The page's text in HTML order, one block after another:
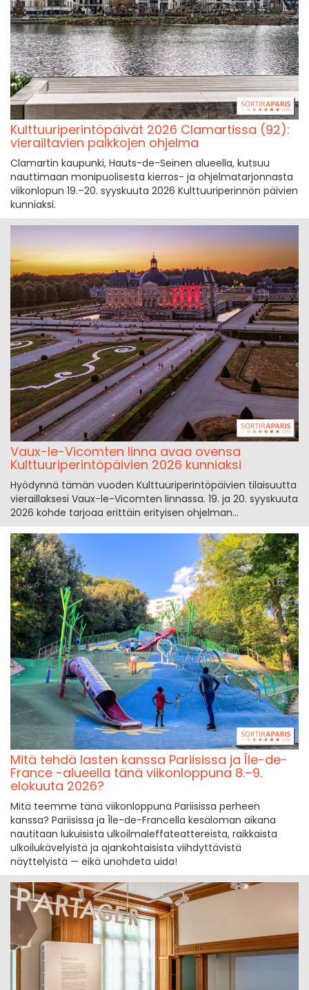
Kulttuuriperintöpäivät 2026 Clamartissa (92):
vierailtavien paikkojen ohjelma
Clamartin kaupunki, Hauts-de-Seinen alueella, kutsuu
nauttimaan monipuolisesta kierros- ja ohjelmatarjonnasta
viikonlopun 19.–20. syyskuuta 2026 Kulttuuriperinnön päivien
kunniaksi.
Vaux-le-Vicomten linna avaa ovensa
Kulttuuriperintöpäivien 2026 kunniaksi
Hyödynnä tämän vuoden Kulttuuriperintöpäivien tilaisuutta
vieraillaksesi Vaux-le-Vicomten linnassa. 19. ja 20. syyskuuta
2026 kohde tarjoaa erittäin erityisen ohjelman...
Mitä tehdä lasten kanssa Pariisissa ja Île-de-
France -alueella tänä viikonloppuna 8.–9.
elokuuta 2026?
Mitä teemme tänä viikonloppuna Pariisissa perheen
kanssa? Pariisissa ja Île-de-Francella kesäloman aikana
nautitaan lukuisista ulkoilmaleffateattereista, raikkaista
ulkoilukävelyistä ja ajankohtaisista viihdyttävistä
näyttelyistä — eikä unohdeta uida!